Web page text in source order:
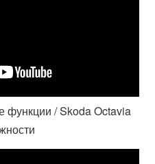
функции / Skoda Octavia